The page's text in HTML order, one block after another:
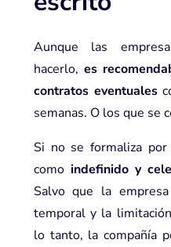
Aunque las
hacerlo,es
contratos eventuales
semanas. O los que se
Si no se formaliza
como indefinido y
Salvo que la
temporal y la
lo tanto, la compañía